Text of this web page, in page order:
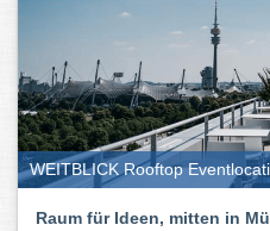
WEITBLICK Rooftop
Raum für Ideen, mitten in